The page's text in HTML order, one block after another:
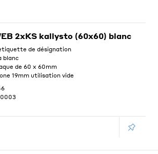
2xKS kallysto (60x60) blanc
de désignation
blanc
de 60 x 60mm
19mm utilisation vide